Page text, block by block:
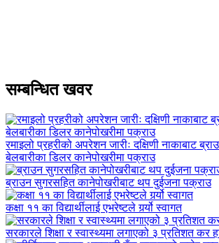
सम्बन्धित खवर
रमाइलो प्रहरीको अपरेशन जारीः दक्षिणी नाकाबाट
बेलबारीका डिलर कानेपोखरीमा पक्राउ
ब्राउन सुगरसहित कानेपोखरीबाट थप दुईजना पक्राउ
कक्षा ११ का विद्यार्थीलाई एभरेष्टले गर्र्यो स्वागत
सरकारले शिक्षा र स्वास्थ्यमा लगाएको ३ प्रतिशत कर